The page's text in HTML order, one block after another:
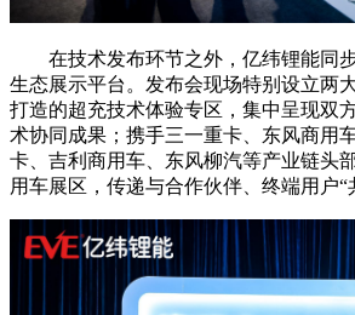
在技术发布环节之外，亿纬锂能同
生态展示平台。发布会现场特别设立两
打造的超充技术体验专区，集中呈现双
术协同成果；携手三一重卡、东风商用
卡、吉利商用车、东风柳汽等产业链头
用车展区，传递与合作伙伴、终端用户“